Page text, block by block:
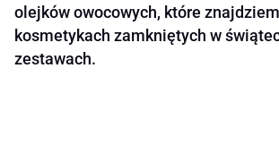
olejków owocowych, które
kosmetykach zamkniętych w
zestawach.